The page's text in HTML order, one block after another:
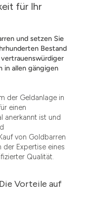
für Ihr
und setzen Sie
Bestand
in allen gängigen
der Geldanlage in
einen
anerkannt ist und
von Goldbarren
Expertise eines
Qualität.
Vorteile auf